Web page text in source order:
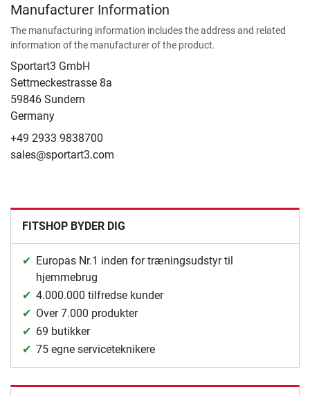
Manufacturer Information
The manufacturing information includes the address and related
information of the manufacturer of the product.
Sportart3 GmbH
Settmeckestrasse 8a
59846 Sundern
Germany
+49 2933 9838700
sales@sportart3.com
FITSHOP BYDER DIG
Europas Nr.1 inden for træningsudstyr til
hjemmebrug
4.000.000 tilfredse kunder
Over 7.000 produkter
69 butikker
75 egne serviceteknikere